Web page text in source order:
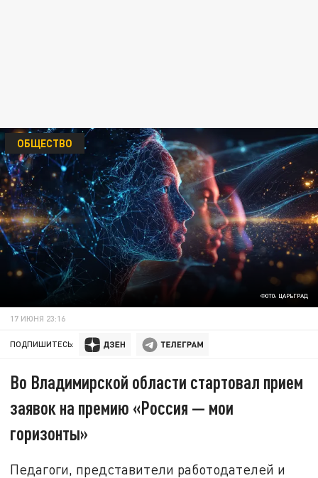
ФОТО: ЦАРЬГРАД
ОБЩЕСТВО
17 ИЮНЯ 23:16
ПОДПИШИТЕСЬ:
Во Владимирской области стартовал прием
заявок на премию «Россия — мои
горизонты»
Педагоги, представители работодателей и